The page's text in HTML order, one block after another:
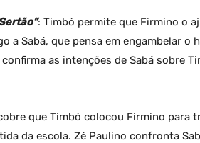
: Timbó permite que Firmino o
a Sabá, que pensa em engambelar o
as intenções de Sabá sobre
que Timbó colocou Firmino para
da escola. Zé Paulino confronta